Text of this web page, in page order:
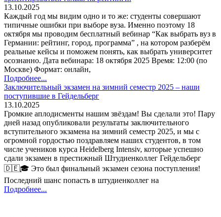
13.10.2025
Каждый год мы видим одно и то же: студенты совершают
типичные ошибки при выборе вуза. Именно поэтому 18
октября мы проводим бесплатный вебинар “Как выбрать вуз в
Германии: рейтинг, город, программа” , на котором разберём
реальные кейсы и поможем понять, как выбрать университет
осознанно. Дата вебинара: 18 октября 2025 Время: 12:00 (по
Москве) Формат: онлайн,
Подробнее...
Заключительный экзамен на зимний семестр 2025 – наши
поступившие в Гейдельберг
13.10.2025
Громкие аплодисменты нашим звёздам! Вы сделали это! Пару
дней назад опубликовали результаты заключительного
вступительного экзамена на зимний семестр 2025, и мы с
огромной гордостью поздравляем наших студентов, в том
числе учеников курса Heidelberg Intensiv, которые успешно
сдали экзамен в престижный Штудиенколлег Гейдельберг
🇩🇪🎓 Это был финальный экзамен сезона поступления!
Последний шанс попасть в штудиенколлег на
Подробнее...